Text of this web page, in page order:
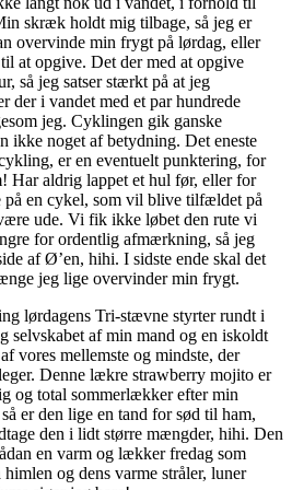
skræk holdt mig tilbage, så jeg er
overvinde min frygt på lørdag, eller
at opgive. Det der med at opgive
så jeg satser stærkt på at jeg
der i vandet med et par hundrede
jeg. Cyklingen gik ganske
ikke noget af betydning. Det eneste
er en eventuelt punktering, for
Har aldrig lappet et hul før, eller for
på en cykel, som vil blive tilfældet på
ude. Vi fik ikke løbet den rute vi
for ordentlig afmærkning, så jeg
af Ø’en, hihi. I sidste ende skal det
jeg lige overvinder min frygt.
lørdagens Tri-stævne styrter rundt i
selvskabet af min mand og en iskoldt
vores mellemste og mindste, der
Denne lækre strawberry mojito er
og total sommerlækker efter min
er den lige en tand for sød til ham,
den i lidt større mængder, hihi. Den
en varm og lækker fredag som
og dens varme stråler, luner